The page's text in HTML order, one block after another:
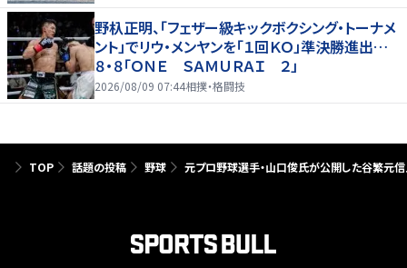
野杁正明、「フェザー級キックボクシング・トーナメ
ント」でリウ・メンヤンを「１回ＫＯ」準決勝進出…
８・８「ＯＮＥ ＳＡＭＵＲＡＩ ２」
2026/08/09 07:44相撲・格闘技
TOP 話題の投稿 野球 元プロ野球選手・山口俊氏が公開した谷繁元